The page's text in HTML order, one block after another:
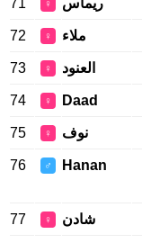
71 ♀ ريماس
72 ♀ ملاء
73 ♀ العنود
74 ♀ Daad
75 ♀ نوف
76 ♂ Hanan
77 ♀ شادن